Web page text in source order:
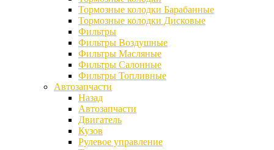
Тормозные колодки Барабанные
Тормозные колодки Дисковые
Фильтры
Фильтры Воздушные
Фильтры Масляные
Фильтры Салонные
Фильтры Топливные
Автозапчасти
Назад
Автозапчасти
Двигатель
Кузов
Рулевое управление